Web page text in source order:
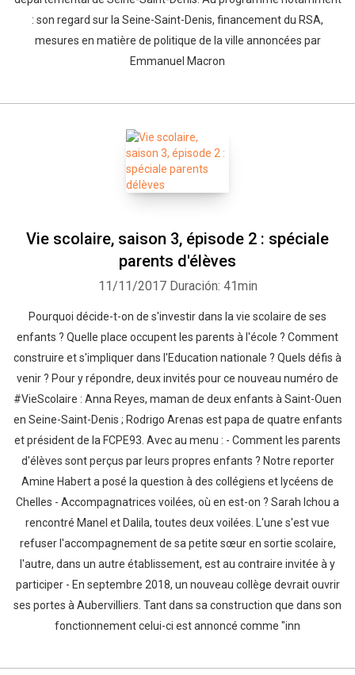
: son regard sur la Seine-Saint-Denis, financement du RSA,
mesures en matière de politique de la ville annoncées par
Emmanuel Macron
Vie scolaire, saison 3, épisode 2 : spéciale
parents d'élèves
11/11/2017 Duración: 41min
Pourquoi décide-t-on de s'investir dans la vie scolaire de ses
enfants ? Quelle place occupent les parents à l'école ? Comment
construire et s'impliquer dans l'Education nationale ? Quels défis à
venir ? Pour y répondre, deux invités pour ce nouveau numéro de
#VieScolaire : Anna Reyes, maman de deux enfants à Saint-Ouen
en Seine-Saint-Denis ; Rodrigo Arenas est papa de quatre enfants
et président de la FCPE93. Avec au menu : - Comment les parents
d'élèves sont perçus par leurs propres enfants ? Notre reporter
Amine Habert a posé la question à des collégiens et lycéens de
Chelles - Accompagnatrices voilées, où en est-on ? Sarah Ichou a
rencontré Manel et Dalila, toutes deux voilées. L'une s'est vue
refuser l'accompagnement de sa petite sœur en sortie scolaire,
l'autre, dans un autre établissement, est au contraire invitée à y
participer - En septembre 2018, un nouveau collège devrait ouvrir
ses portes à Aubervilliers. Tant dans sa construction que dans son
fonctionnement celui-ci est annoncé comme "inn